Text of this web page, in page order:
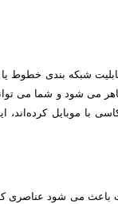
می شود و شما می
با موبایل کرده‌اند،
باعث می شود عناصری